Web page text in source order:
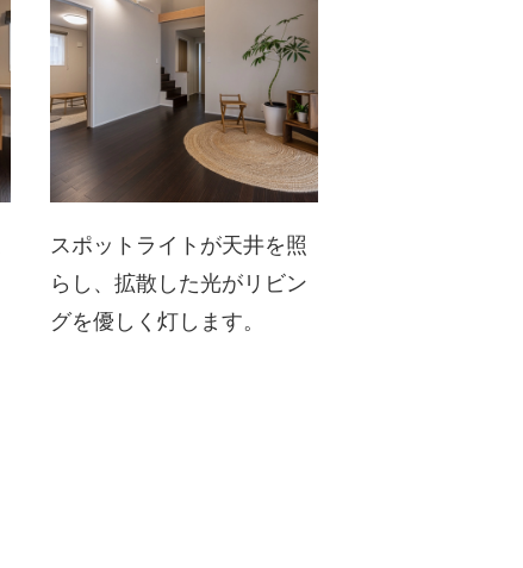
スポットライトが天井を照
らし、拡散した光がリビン
グを優しく灯します。